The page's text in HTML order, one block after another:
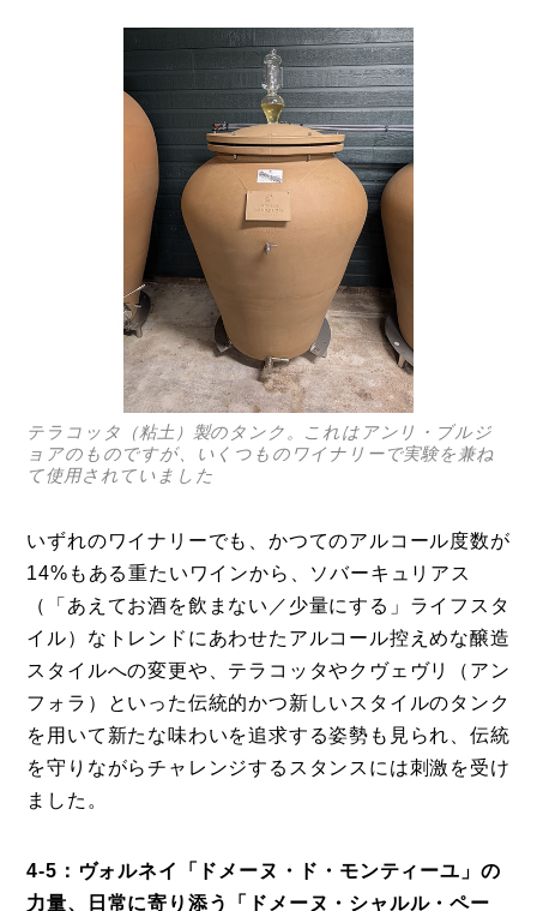
テラコッタ（粘土）製のタンク。これはアンリ・ブルジ
ョアのものですが、いくつものワイナリーで実験を兼ね
て使用されていました
いずれのワイナリーでも、かつてのアルコール度数が
14%もある重たいワインから、ソバーキュリアス
（「あえてお酒を飲まない／少量にする」ライフスタ
イル）なトレンドにあわせたアルコール控えめな醸造
スタイルへの変更や、テラコッタやクヴェヴリ（アン
フォラ）といった伝統的かつ新しいスタイルのタンク
を用いて新たな味わいを追求する姿勢も見られ、伝統
を守りながらチャレンジするスタンスには刺激を受け
ました。
4-5：ヴォルネイ「ドメーヌ・ド・モンティーユ」の
力量、日常に寄り添う「ドメーヌ・シャルル・ペー